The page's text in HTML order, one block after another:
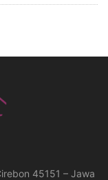
45151 – Jawa